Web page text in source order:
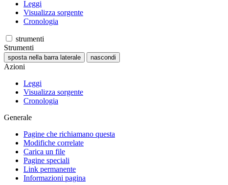
Leggi
Visualizza sorgente
Cronologia
strumenti
Strumenti
sposta nella barra laterale nascondi
Azioni
Leggi
Visualizza sorgente
Cronologia
Generale
Pagine che richiamano questa
Modifiche correlate
Carica un file
Pagine speciali
Link permanente
Informazioni pagina